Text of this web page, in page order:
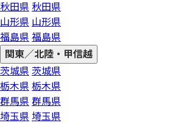
秋田県 秋田県
山形県 山形県
福島県 福島県
関東／北陸・甲信越
茨城県 茨城県
栃木県 栃木県
群馬県 群馬県
埼玉県 埼玉県